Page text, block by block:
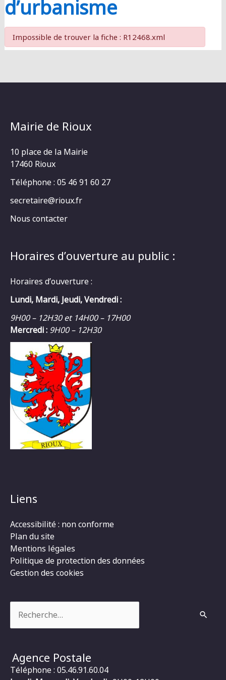
d’urbanisme
Impossible de trouver la fiche : R12468.xml
Mairie de Rioux
10 place de la Mairie
17460 Rioux
Téléphone : 05 46 91 60 27
secretaire@rioux.fr
Nous contacter
Horaires d’ouverture au public :
Horaires d’ouverture :
Lundi, Mardi, Jeudi, Vendredi :
9H00 – 12H30 et 14H00 – 17H00
Mercredi : 9H00 – 12H30
Liens
Accessibilité : non conforme
Plan du site
Mentions légales
Politique de protection des données
Gestion des cookies
Agence Postale
Téléphone : 05.46.91.60.04